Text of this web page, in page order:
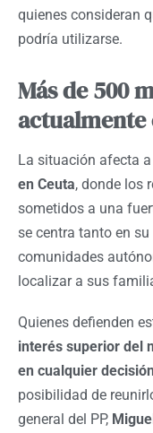
quienes consideran
podría utilizarse.
Más de 500
actualmente
La situación afecta a
en Ceuta, donde los
sometidos a una
se centra tanto en
comunidades
localizar a sus
Quienes defienden
interés superior del
en cualquier decisión
posibilidad de
general del PP,